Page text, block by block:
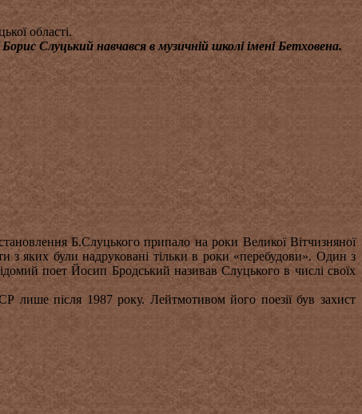
області.
Слуцький навчався в музичній школі імені Бетховена.
Б.Слуцького припало на роки Великої Вітчизняної
з яких були надруковані тільки в роки «перебудови». Один з
поет Йосип Бродський називав Слуцького в числі своїх
після 1987 року. Лейтмотивом його поезії був захист